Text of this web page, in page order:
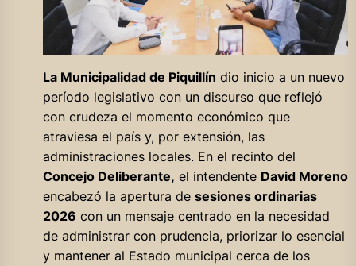
La Municipalidad de Piquillín dio inicio a un nuevo
período legislativo con un discurso que reflejó
con crudeza el momento económico que
atraviesa el país y, por extensión, las
administraciones locales. En el recinto del
Concejo Deliberante, el intendente David Moreno
encabezó la apertura de sesiones ordinarias
2026 con un mensaje centrado en la necesidad
de administrar con prudencia, priorizar lo esencial
y mantener al Estado municipal cerca de los